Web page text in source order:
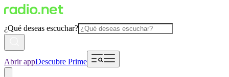
¿Qué deseas escuchar?
Abrir appDescubre Prime